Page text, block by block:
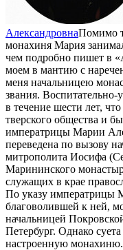
АлександровнаПомимо
монахиня Мария
чем подробно пишет в
моем в мантию с
меня начальницею
звания.
в течение шести лет,
тверского общества и
императрицы Марии
переведена по вызову
митрополита Иосифа
Марининского
служащих в крае
По указу императрицы
благоволившей к ней,
начальницей
Петербург. Однако
настроенную монахиню.